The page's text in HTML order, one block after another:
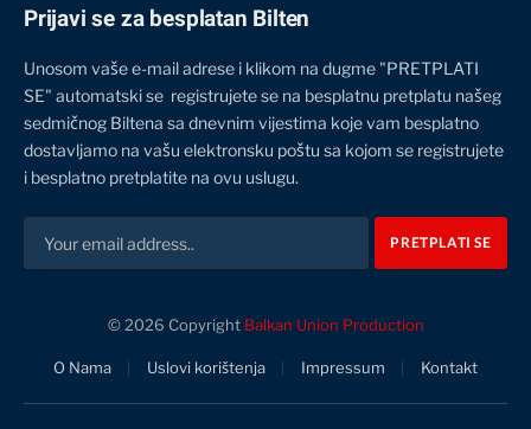
Prijavi se za besplatan Bilten
Unosom vaše e-mail adrese i klikom na dugme "PRETPLATI
SE" automatski se registrujete se na besplatnu pretplatu našeg
sedmičnog Biltena sa dnevnim vijestima koje vam besplatno
dostavljamo na vašu elektronsku poštu sa kojom se registrujete
i besplatno pretplatite na ovu uslugu.
© 2026 Copyright Balkan Union Production
O Nama Uslovi korištenja Impressum Kontakt